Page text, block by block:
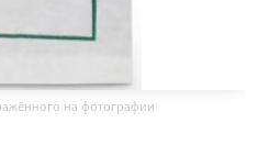
на фотографии